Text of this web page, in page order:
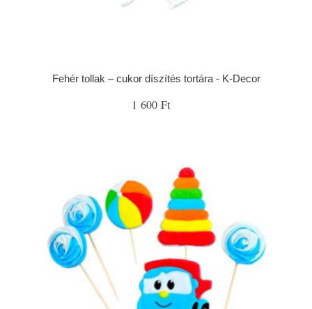
Fehér tollak – cukor díszítés tortára - K-Decor
1 600 Ft